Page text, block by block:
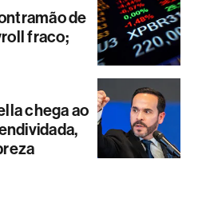
de
fraco;
chega ao